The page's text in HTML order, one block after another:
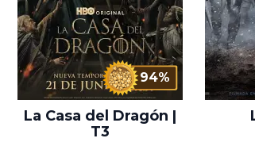
94%
La Casa del Dragón |
T3